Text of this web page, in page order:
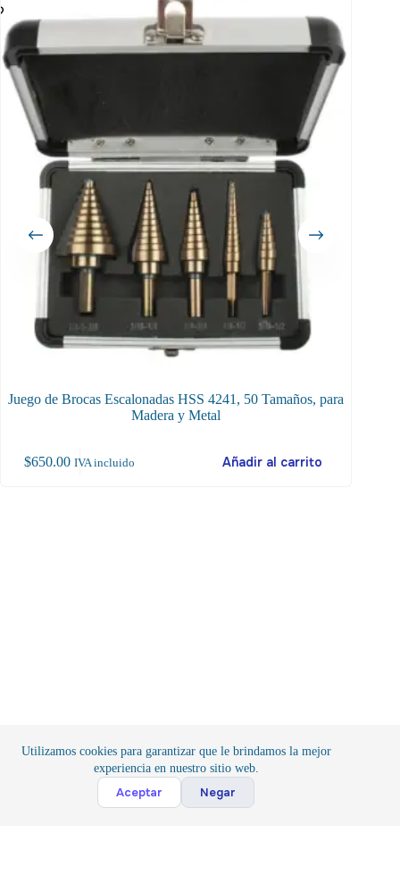
Utilizamos cookies para garantizar que le brindamos la mejor
experiencia en nuestro sitio web.
Aceptar Negar
Juego de Brocas Escalonadas HSS 4241, 50 Tamaños, para
Madera y Metal
$650.00 IVA incluido Añadir al carrito